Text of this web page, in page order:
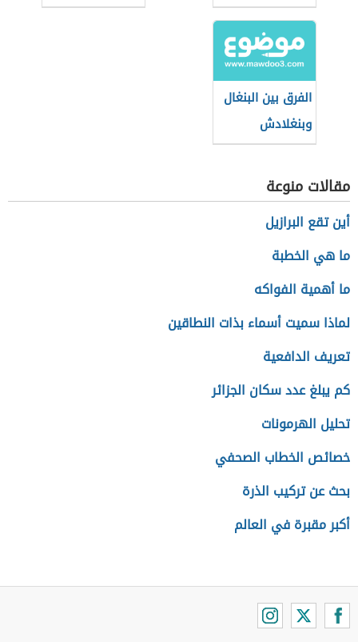
الفرق بين البنغال
وبنغلادش
مقالات منوعة
أين تقع البرازيل
ما هي الخطبة
ما أهمية الفواكه
لماذا سميت أسماء بذات النطاقين
تعريف الدافعية
كم يبلغ عدد سكان الجزائر
تحليل الهرمونات
خصائص الخطاب الصحفي
بحث عن تركيب الذرة
أكبر مقبرة في العالم